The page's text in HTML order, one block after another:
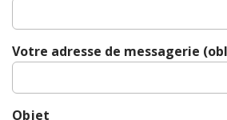
Votre adresse de messagerie
Objet